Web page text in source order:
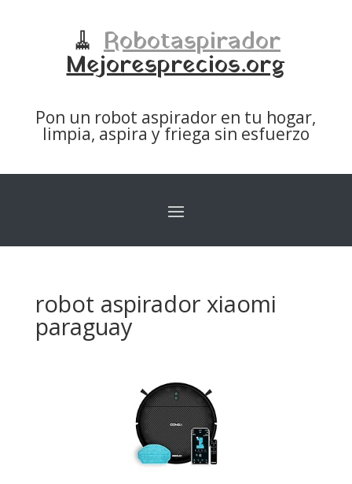
🧹 Robotaspirador
Mejoresprecios.org
Pon un robot aspirador en tu hogar,
limpia, aspira y friega sin esfuerzo
robot aspirador xiaomi
paraguay